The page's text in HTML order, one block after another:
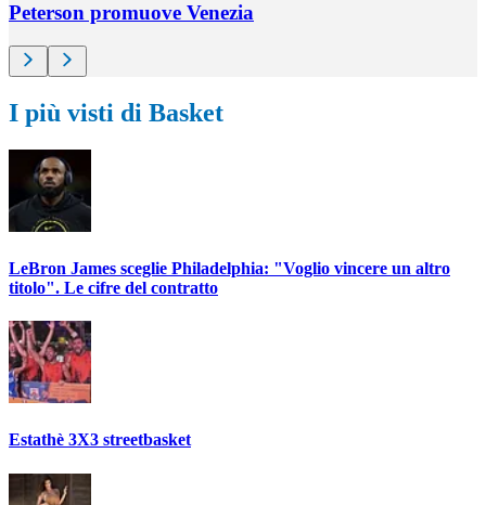
Peterson promuove Venezia
I più visti di Basket
LeBron James sceglie Philadelphia: "Voglio vincere un altro
titolo". Le cifre del contratto
Estathè 3X3 streetbasket